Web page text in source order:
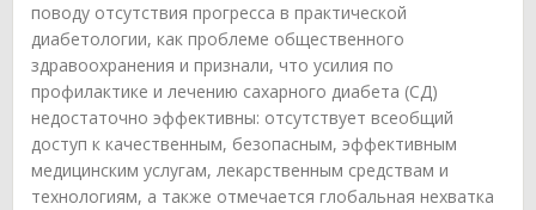
поводу отсутствия прогресса в практической
диабетологии, как проблеме общественного
здравоохранения и признали, что усилия по
профилактике и лечению сахарного диабета (СД)
недостаточно эффективны: отсутствует всеобщий
доступ к качественным, безопасным, эффективным
медицинским услугам, лекарственным средствам и
технологиям, а также отмечается глобальная нехватка